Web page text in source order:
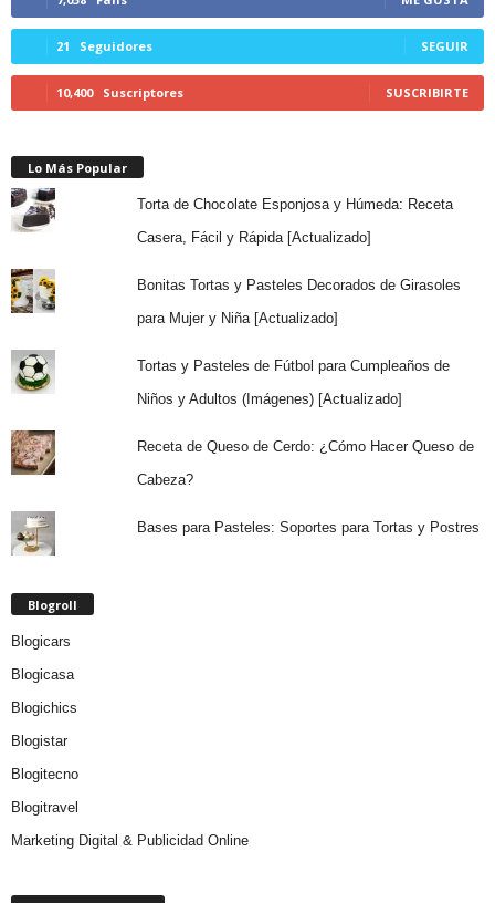
21 Seguidores SEGUIR
10,400 Suscriptores SUSCRIBIRTE
Lo Más Popular
Torta de Chocolate Esponjosa y Húmeda: Receta
Casera, Fácil y Rápida [Actualizado]
Bonitas Tortas y Pasteles Decorados de Girasoles
para Mujer y Niña [Actualizado]
Tortas y Pasteles de Fútbol para Cumpleaños de
Niños y Adultos (Imágenes) [Actualizado]
Receta de Queso de Cerdo: ¿Cómo Hacer Queso de
Cabeza?
Bases para Pasteles: Soportes para Tortas y Postres
Blogroll
Blogicars
Blogicasa
Blogichics
Blogistar
Blogitecno
Blogitravel
Marketing Digital & Publicidad Online